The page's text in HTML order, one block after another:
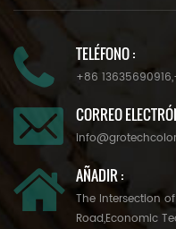
TELÉFONO :
+86 13635690916,
CORREO
AÑADIR :
The Intersection
Road,Economic